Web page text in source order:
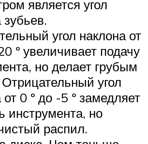
является угол
зубьев.
угол наклона от
º увеличивает подачу
но делает грубым
угол
от 0 º до -5 º замедляет
инструмента, но
распил.